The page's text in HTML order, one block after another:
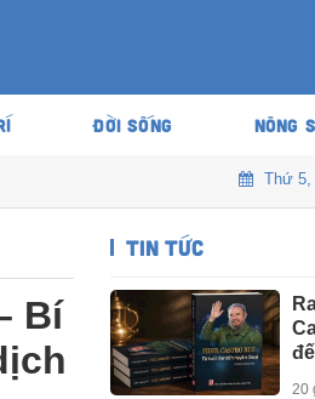
ĐỜI SỐNG NÔNG
Thứ 5,
Bí
TIN TỨC
20